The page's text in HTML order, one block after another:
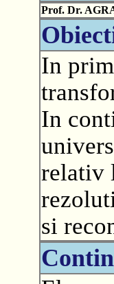
Prof. Dr.
In
In
relativ
si